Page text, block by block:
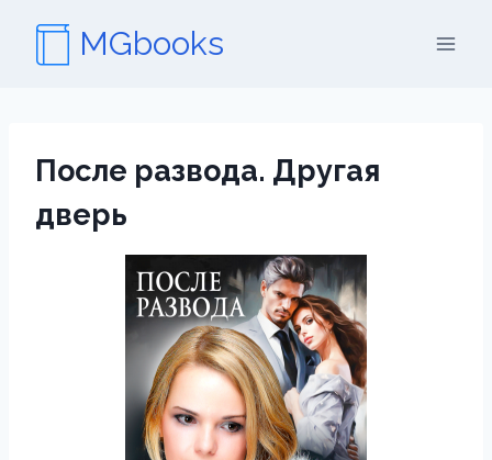
содержимому
MGbooks
После развода. Другая
дверь